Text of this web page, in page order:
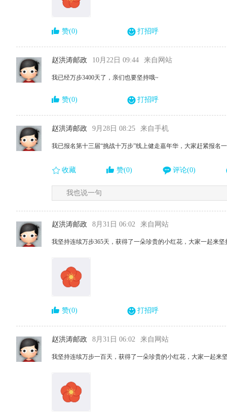
赞(0) 打招呼
赵洪涛邮政 10月22日 09:44 来自网站
我已经万步3400天了，亲们也要坚持哦~
赞(0) 打招呼
赵洪涛邮政 9月28日 08:25 来自手机
我已报名第十三届“挑战十万步”线上健走嘉年华，大家赶紧报名
收藏 赞(0) 评论(0)
我也说一句
赵洪涛邮政 8月31日 06:02 来自网站
我坚持连续万步365天，获得了一朵珍贵的小红花，大家一起来坚
赞(0) 打招呼
赵洪涛邮政 8月31日 06:02 来自网站
我坚持连续万步一百天，获得了一朵珍贵的小红花，大家一起来